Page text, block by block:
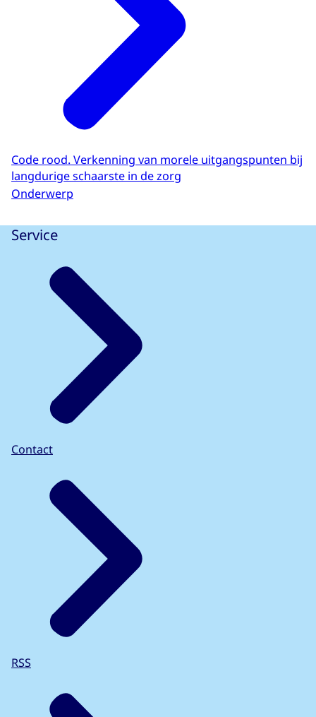
Code rood. Verkenning van morele uitgangspunten bij
langdurige schaarste in de zorg
Onderwerp
Service
Contact
RSS